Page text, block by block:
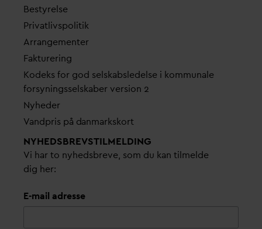
Bestyrelse
Privatlivspolitik
Arrangementer
Fakturering
Kodeks for god selskabsledelse i kommunale
forsyningsselskaber version 2
Nyheder
Vandpris på danmarkskort
NYHEDSBREVS­TILMELDING
Vi har to nyhedsbreve, som du kan tilmelde
dig her:
E-mail adresse